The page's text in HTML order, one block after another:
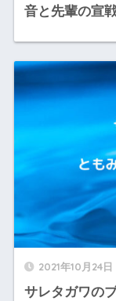
音と先輩の宣
2021年10月24日
サレタガワの